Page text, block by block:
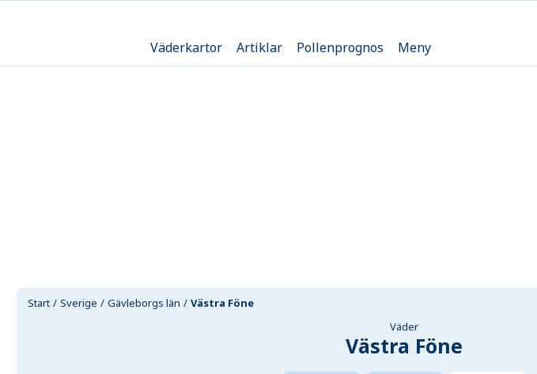
Väderkartor Artiklar Pollenprognos Meny
Start Sverige Gävleborgs län Västra Föne
Väder
Västra Föne